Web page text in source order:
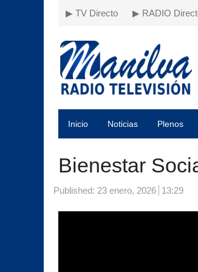
▶ TV Directo ▶ RADIO
Inicio Noticias Plenos
Bienestar
Published: 23 enero, 2026 13:29